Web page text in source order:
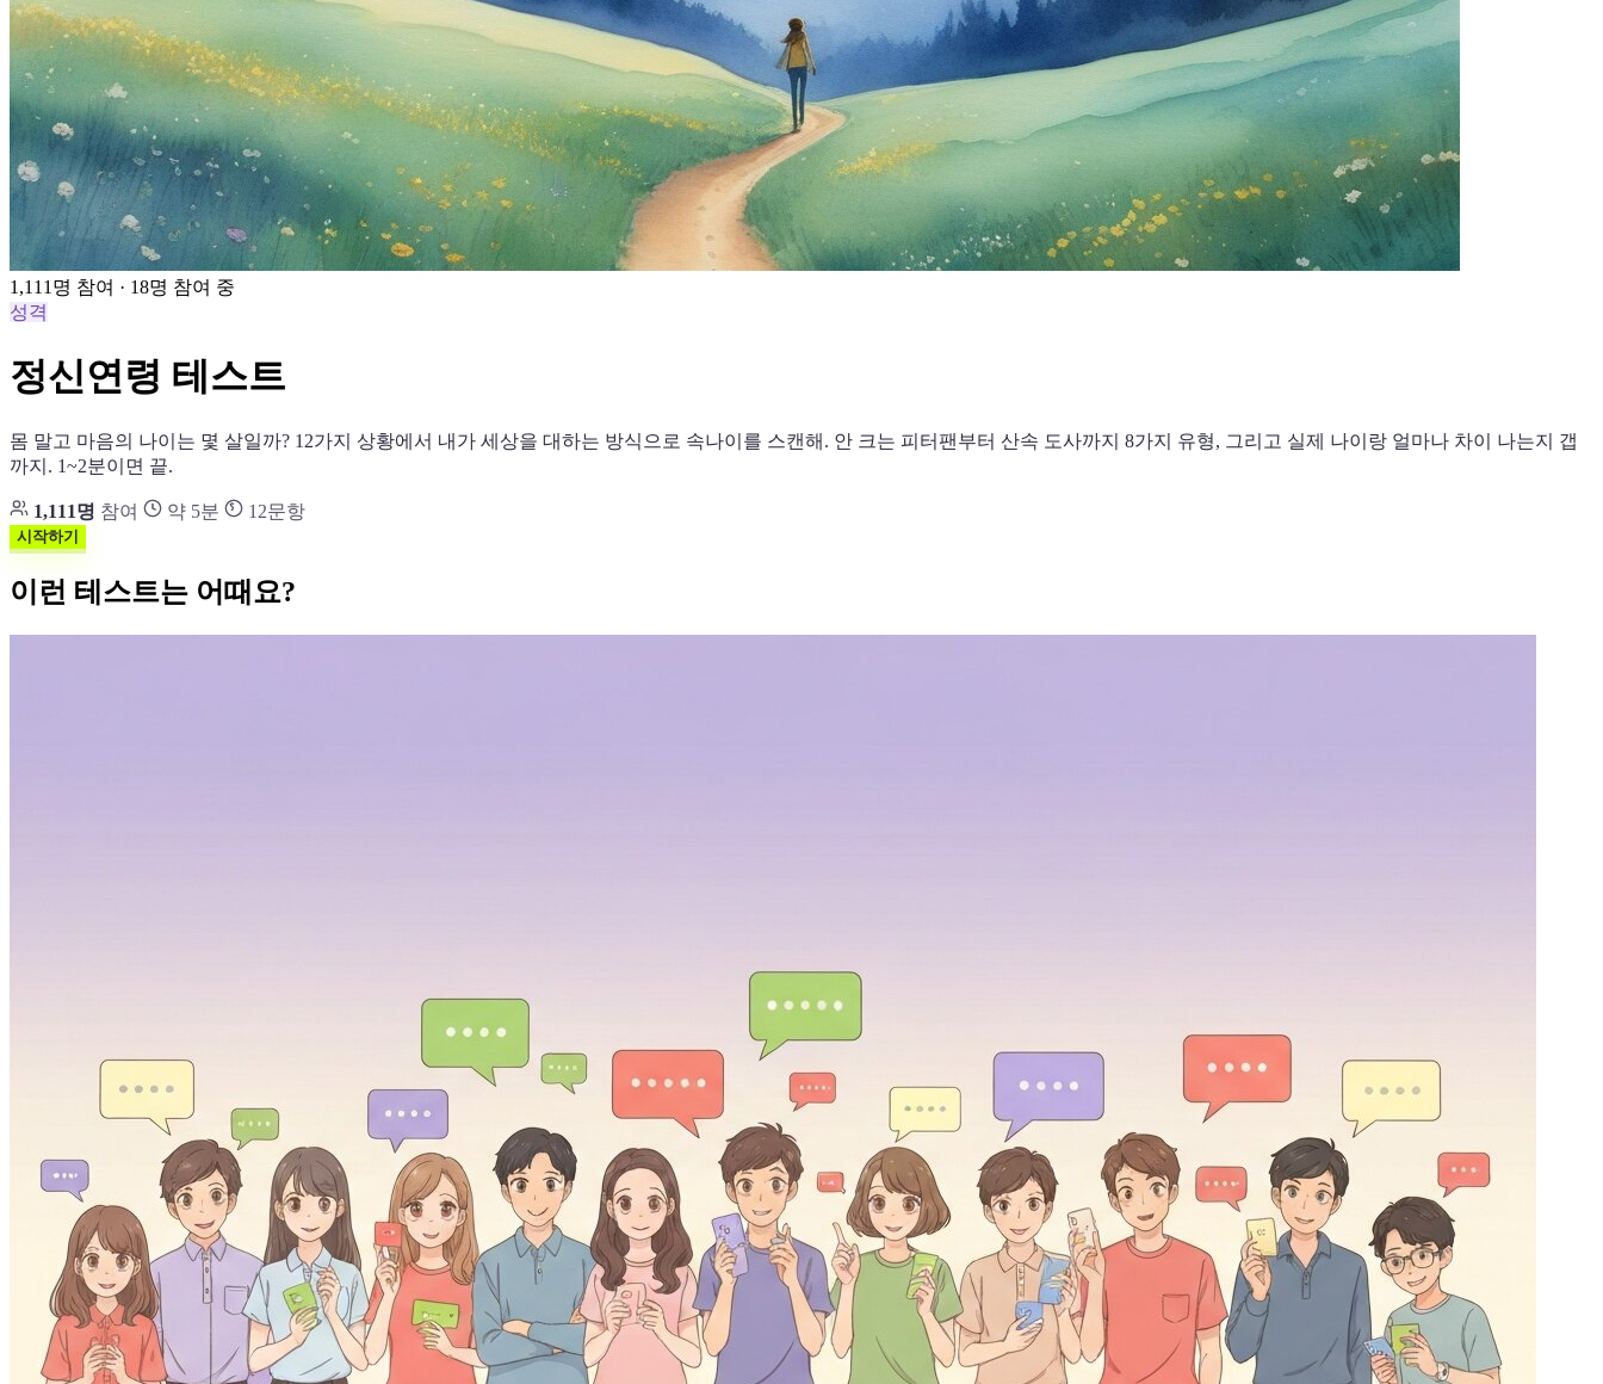
1,111명 참여 · 18명 참여 중
성격
정신연령 테스트
몸 말고 마음의 나이는 몇 살일까? 12가지 상황에서 내가 세상을 대하는 방식으로 속나이를 스캔해. 안 크는 피터팬부터 산속 도사까지 8가지 유형, 그리고 실제 나이랑 얼마나 차이 나는지 갭
까지. 1~2분이면 끝.
1,111명 참여 약 5분 12문항
시작하기
이런 테스트는 어때요?